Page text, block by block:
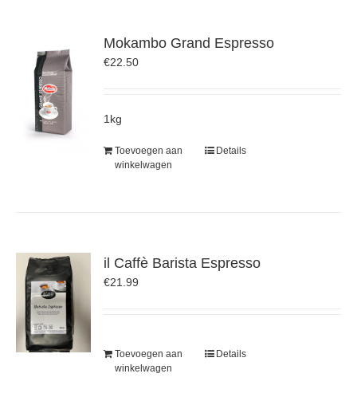
Mokambo Grand Espresso
€22.50
1kg
Toevoegen aan
winkelwagen
Details
il Caffè Barista Espresso
€21.99
Toevoegen aan
winkelwagen
Details